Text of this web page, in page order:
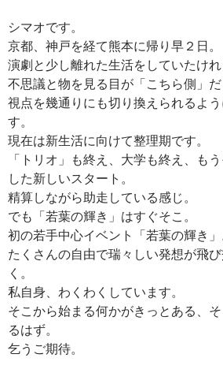
シマオです。
京都、神戸を経て熊本に帰り早２日。
演劇と少し離れた生活をしていたけれ
不思議と物を見る目が「こちら側」だ
視点を幾通りにも切り換えられるよ
す。
現在は新生活に向けて整理期です。
「トリオ」も終え、大学も終え、も
した新しいスタート。
精算しながら助走している感じ。
でも「若葉の輝き」はすぐそこ。
初の若手中心イベント「若葉の輝き」
たくさんの自由で瑞々しい発想が飛
く。
私自身、わくわくしています。
そこから始まる何かがきっとある、
るはず。
乞うご期待。